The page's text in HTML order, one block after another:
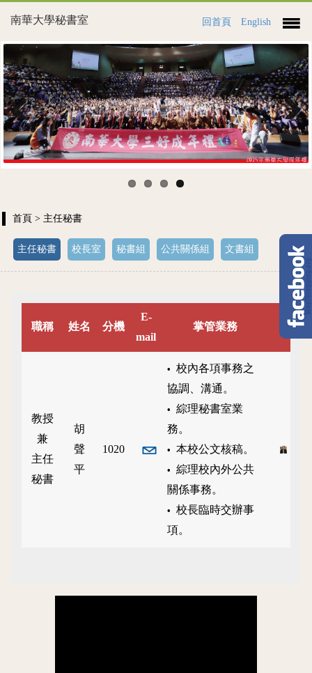
南華大學秘書室 回首頁 English
Previous Next
首頁 > 主任秘書
主任秘書 校長室 秘書組 公共關係組 文書組
職稱 姓名 分機
E-
mail
掌管業務
教授
兼
主任
秘書
胡
聲
平
1020
• 校內各項事務之
協調、溝通。
• 綜理秘書室業
務。
• 本校公文核稿。
• 綜理校內外公共
關係事務。
• 校長臨時交辦事
項。